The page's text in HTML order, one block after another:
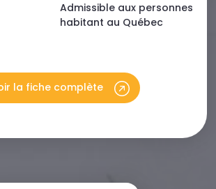
Admissible aux personnes
habitant au Québec
la fiche complète